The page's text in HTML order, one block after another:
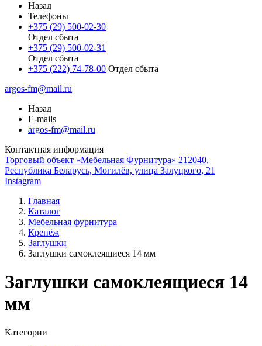
Назад
Телефоны
+375 (29) 500-02-30
Отдел сбыта
+375 (29) 500-02-31
Отдел сбыта
+375 (222) 74-78-00 Отдел сбыта
argos-fm@mail.ru
Назад
E-mails
argos-fm@mail.ru
Контактная информация
Торговый объект «Мебельная Фурнитура» 212040,
Республика Беларусь, Могилёв, улица Залуцкого, 21
Instagram
Главная
Каталог
Мебельная фурнитура
Крепёж
Заглушки
Заглушки самоклеящиеся 14 мм
Заглушки самоклеящиеся 14
мм
Категории